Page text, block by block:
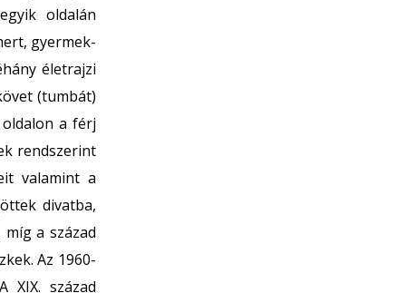
oldalán
gyermek-
életrajzi
(tumbát)
a férj
rendszerint
valamint a
divatba,
a század
Az 1960-
század